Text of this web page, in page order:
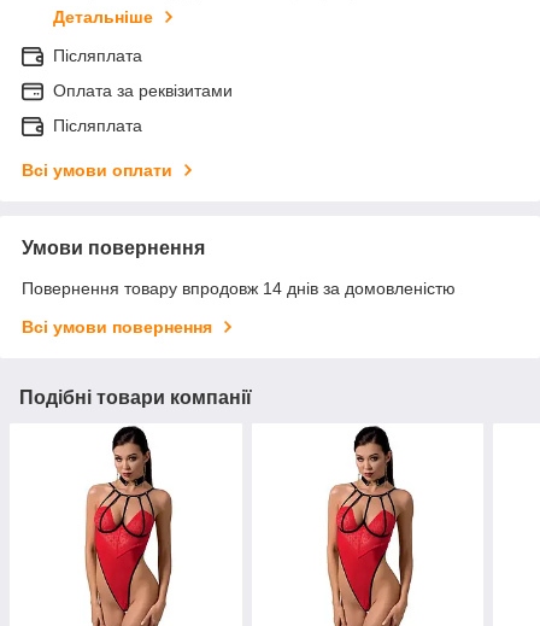
Детальніше
Післяплата
Оплата за реквізитами
Післяплата
Всі умови оплати
Умови повернення
Повернення товару впродовж 14 днів за домовленістю
Всі умови повернення
Подібні товари компанії